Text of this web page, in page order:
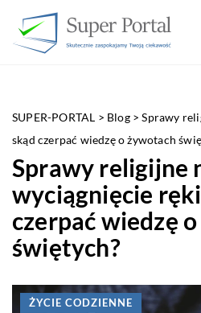
SUPER-PORTAL > Blog>Sprawy
skąd czerpać wiedzę o żywotach
Sprawy religijne
wyciągnięcie
czerpać wiedzę
świętych?
ŻYCIE CODZIENNE